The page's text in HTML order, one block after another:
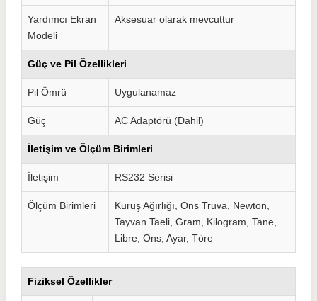
Yardımcı Ekran
Modeli
Aksesuar olarak mevcuttur
Güç ve Pil Özellikleri
Pil Ömrü Uygulanamaz
Güç AC Adaptörü (Dahil)
İletişim ve Ölçüm Birimleri
İletişim RS232 Serisi
Ölçüm Birimleri
Kuruş Ağırlığı, Ons Truva, Newton,
Tayvan Taeli, Gram, Kilogram, Tane,
Libre, Ons, Ayar, Töre
Fiziksel Özellikler